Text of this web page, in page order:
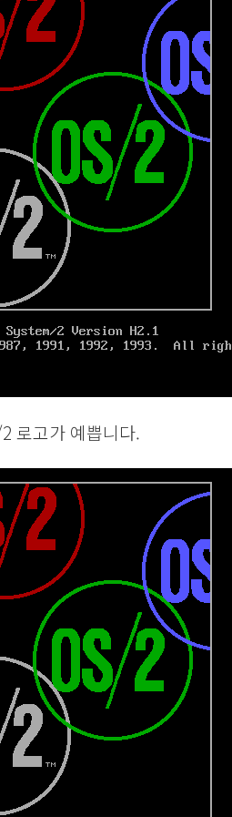
로고가 예쁩니다.